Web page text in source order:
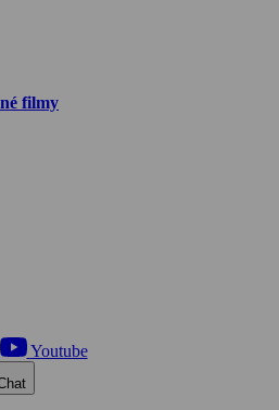
filmy
Youtube